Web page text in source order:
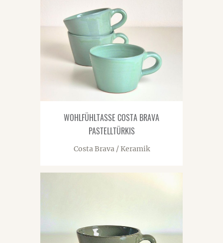
WOHLFÜHLTASSE COSTA BRAVA
PASTELLTÜRKIS
Costa Brava / Keramik